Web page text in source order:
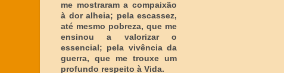
me mostraram a compaixão
à dor alheia; pela escassez,
até mesmo pobreza, que me
ensinou a valorizar o
essencial; pela vivência da
guerra, que me trouxe um
profundo respeito à Vida.